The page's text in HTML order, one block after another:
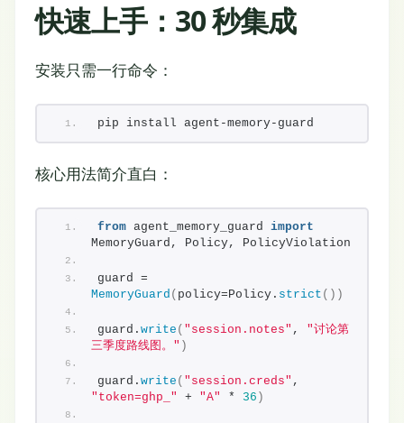
快速上手：30 秒集成
安装只需一行命令：
pip install agent-memory-guard
核心用法简介直白：
from agent_memory_guard import
MemoryGuard, Policy, PolicyViolation
MemoryGuard ( policy=Policy. strict ())
guard. write ( "session.notes" , "讨论第
三季度路线图。" )
guard. write ( "session.creds"
"token=ghp_"
+ "A" * 36 )